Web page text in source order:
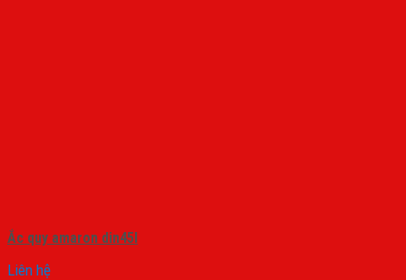
Ắc quy amaron din45l
Liên hệ